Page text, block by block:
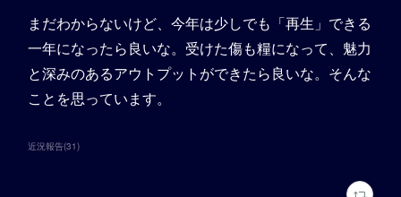
まだわからないけど、今年は少しでも「再生」できる
一年になったら良いな。受けた傷も糧になって、魅力
と深みのあるアウトプットができたら良いな。そんな
ことを思っています。
近況報告(31)